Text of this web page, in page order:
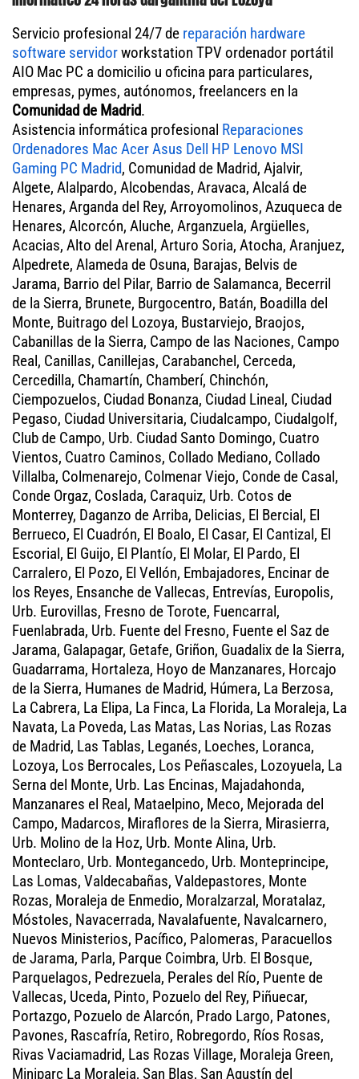
Servicio profesional 24/7 de reparación hardware
software servidorworkstation TPV ordenador portátil
AIO Mac PC a domicilio u oficina para particulares,
empresas, pymes, autónomos, freelancers en la
Comunidad de Madrid.
Asistencia informática profesional Reparaciones
Ordenadores Mac Acer Asus Dell HP Lenovo MSI
Gaming PC Madrid, Comunidad de Madrid, Ajalvir,
Algete, Alalpardo, Alcobendas, Aravaca, Alcalá de
Henares, Arganda del Rey, Arroyomolinos, Azuqueca de
Henares, Alcorcón, Aluche, Arganzuela, Argüelles,
Acacias, Alto del Arenal, Arturo Soria, Atocha, Aranjuez,
Alpedrete, Alameda de Osuna, Barajas, Belvis de
Jarama, Barrio del Pilar, Barrio de Salamanca, Becerril
de la Sierra, Brunete, Burgocentro, Batán, Boadilla del
Monte, Buitrago del Lozoya, Bustarviejo, Braojos,
Cabanillas de la Sierra, Campo de las Naciones, Campo
Real, Canillas, Canillejas, Carabanchel, Cerceda,
Cercedilla, Chamartín, Chamberí, Chinchón,
Ciempozuelos, Ciudad Bonanza, Ciudad Lineal, Ciudad
Pegaso, Ciudad Universitaria, Ciudalcampo, Ciudalgolf,
Club de Campo, Urb. Ciudad Santo Domingo, Cuatro
Vientos, Cuatro Caminos, Collado Mediano, Collado
Villalba, Colmenarejo, Colmenar Viejo, Conde de Casal,
Conde Orgaz, Coslada, Caraquiz, Urb. Cotos de
Monterrey, Daganzo de Arriba, Delicias, El Bercial, El
Berrueco, El Cuadrón, El Boalo, El Casar, El Cantizal, El
Escorial, El Guijo, El Plantío, El Molar, El Pardo, El
Carralero, El Pozo, El Vellón, Embajadores, Encinar de
los Reyes, Ensanche de Vallecas, Entrevías, Europolis,
Urb. Eurovillas, Fresno de Torote, Fuencarral,
Fuenlabrada, Urb. Fuente del Fresno, Fuente el Saz de
Jarama, Galapagar, Getafe, Griñon, Guadalix de la Sierra,
Guadarrama, Hortaleza, Hoyo de Manzanares, Horcajo
de la Sierra, Humanes de Madrid, Húmera, La Berzosa,
La Cabrera, La Elipa, La Finca, La Florida, La Moraleja, La
Navata, La Poveda, Las Matas, Las Norias, Las Rozas
de Madrid, Las Tablas, Leganés, Loeches, Loranca,
Lozoya, Los Berrocales, Los Peñascales, Lozoyuela, La
Serna del Monte, Urb. Las Encinas, Majadahonda,
Manzanares el Real, Mataelpino, Meco, Mejorada del
Campo, Madarcos, Miraflores de la Sierra, Mirasierra,
Urb. Molino de la Hoz, Urb. Monte Alina, Urb.
Monteclaro, Urb. Montegancedo, Urb. Monteprincipe,
Las Lomas, Valdecabañas, Valdepastores, Monte
Rozas, Moraleja de Enmedio, Moralzarzal, Moratalaz,
Móstoles, Navacerrada, Navalafuente, Navalcarnero,
Nuevos Ministerios, Pacífico, Palomeras, Paracuellos
de Jarama, Parla, Parque Coimbra, Urb. El Bosque,
Parquelagos, Pedrezuela, Perales del Río, Puente de
Vallecas, Uceda, Pinto, Pozuelo del Rey, Piñuecar,
Portazgo, Pozuelo de Alarcón, Prado Largo, Patones,
Pavones, Rascafría, Retiro, Robregordo, Ríos Rosas,
Rivas Vaciamadrid, Las Rozas Village, Moraleja Green,
Miniparc La Moraleja, San Blas, San Agustín del